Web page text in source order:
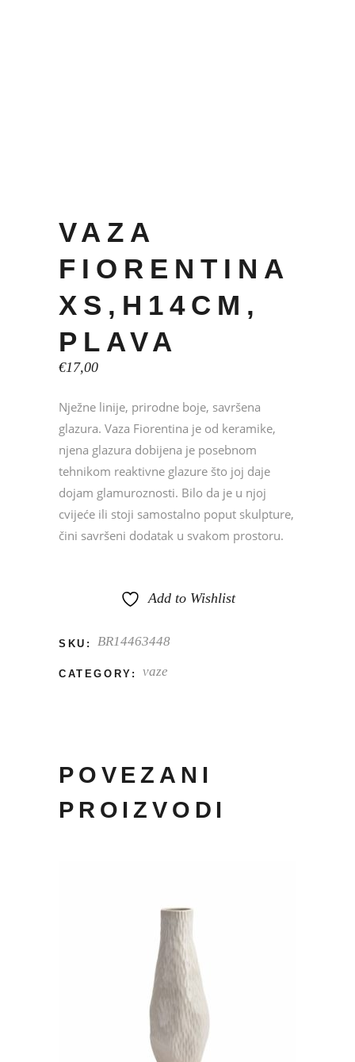
VAZA
FIORENTINA
XS,H14CM,
PLAVA
€17,00
Nježne linije, prirodne boje, savršena
glazura. Vaza Fiorentina je od keramike,
njena glazura dobijena je posebnom
tehnikom reaktivne glazure što joj daje
dojam glamuroznosti. Bilo da je u njoj
cvijeće ili stoji samostalno poput skulpture,
čini savršeni dodatak u svakom prostoru.
Add to Wishlist
SKU: BR14463448
CATEGORY: vaze
POVEZANI
PROIZVODI